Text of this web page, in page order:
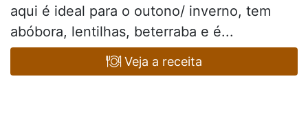
aqui é ideal para o outono/ inverno, tem
abóbora, lentilhas, beterraba e é...
Veja a receita